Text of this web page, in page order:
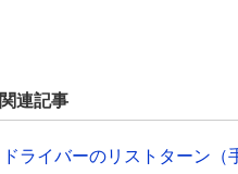
関連記事
ドライバーのリストターン（